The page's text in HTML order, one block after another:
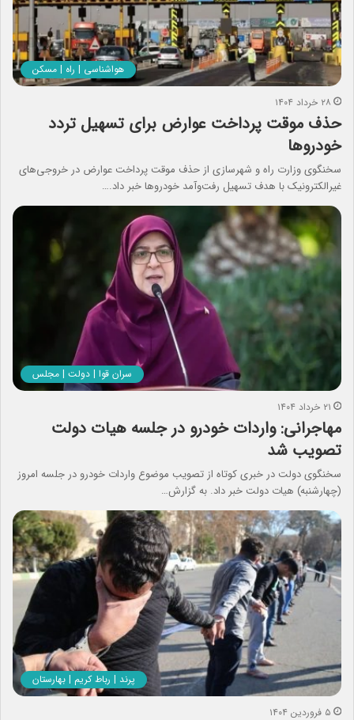
هواشناسی | راه | مسکن
۲۸ خرداد ۱۴۰۴
حذف موقت پرداخت عوارض برای تسهیل تردد
خودرو‌ها
سخنگوی وزارت راه و شهرسازی از حذف موقت پرداخت عوارض در خروجی‌های
غیرالکترونیک با هدف تسهیل رفت‌وآمد خودرو‌ها خبر داد.…
سران قوا | دولت | مجلس
۲۱ خرداد ۱۴۰۴
مهاجرانی: واردات خودرو در جلسه هیات دولت
تصویب شد
سخنگوی دولت در خبری کوتاه از تصویب موضوع واردات خودرو در جلسه امروز
(چهارشنبه) هیات دولت خبر داد. به گزارش…
پرند | رباط کریم | بهارستان
۵ فروردین ۱۴۰۴